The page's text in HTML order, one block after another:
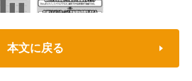
本文に戻る